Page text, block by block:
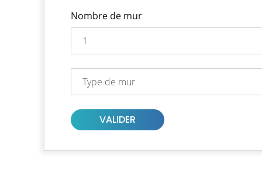
Nombre de mur